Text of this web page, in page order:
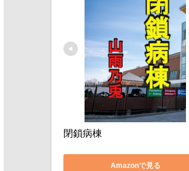
閉鎖病棟
Amazonで見る